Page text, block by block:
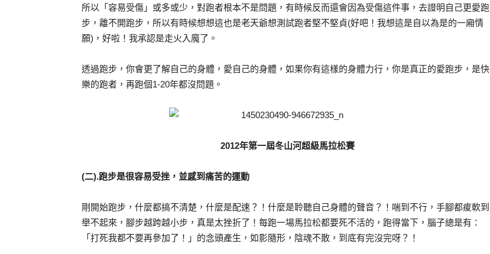
所以「容易受傷」或多或少，對跑者根本不是問題，有時候反而還會因為受傷這件事，去證明自己更愛跑
步，離不開跑步，所以有時候想想這也是老天爺想測試跑者堅不堅貞(好吧！我想這是自以為是的一廂情
願)，好啦！我承認是走火入魔了。
透過跑步，你會更了解自己的身體，愛自己的身體，如果你有這樣的身體力行，你是真正的愛跑步，是快
樂的跑者，再跑個1-20年都沒問題。
2012年第一屆冬山河超級馬拉松賽
(二).跑步是很容易受挫，並感到痛苦的運動
剛開始跑步，什麼都搞不清楚，什麼是配速？！什麼是聆聽自己身體的聲音？！喘到不行，手腳都痠軟到
舉不起來，腳步越跨越小步，真是太挫折了！每跑一場馬拉松都要死不活的，跑得當下，腦子總是有：
「打死我都不要再參加了！」的念頭產生，如影隨形，陰魂不散，到底有完沒完呀？！